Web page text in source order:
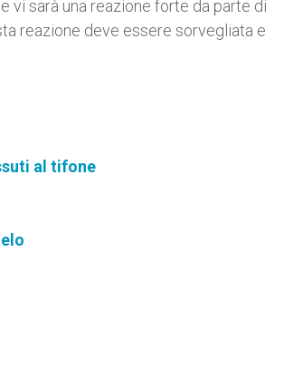
vi sarà una reazione forte da parte di
reazione deve essere sorvegliata e
al tifone